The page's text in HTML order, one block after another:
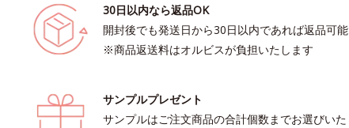
30日以内なら返品OK
開封後でも発送日から30日以内であれば返品可能
※商品返送料はオルビスが負担いたします
サンプルプレゼント
サンプルはご注文商品の合計個数までお選びいた